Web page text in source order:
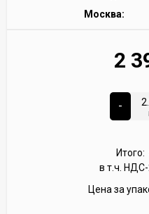
Москва:
2
-
Итого:
в т.ч. НДС-
Цена за